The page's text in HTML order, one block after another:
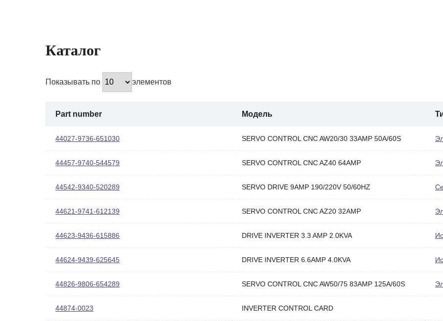
Каталог
Показывать по элементов
Part number Модель
44027-9736-651030 SERVO CONTROL CNC AW20/30 33AMP 50A/60S
44457-9740-544579 SERVO CONTROL CNC AZ40 64AMP
44542-9340-520289 SERVO DRIVE 9AMP 190/220V 50/60HZ
44621-9741-612139 SERVO CONTROL CNC AZ20 32AMP
44623-9436-615886 DRIVE INVERTER 3.3 AMP 2.0KVA
44624-9439-625645 DRIVE INVERTER 6.6AMP 4.0KVA
44826-9806-654289 SERVO CONTROL CNC AW50/75 83AMP 125A/60S
44874-0023 INVERTER CONTROL CARD